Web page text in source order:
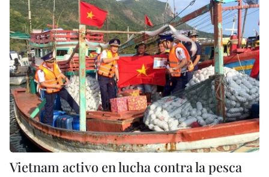
Vietnam activo en lucha contra la pesca